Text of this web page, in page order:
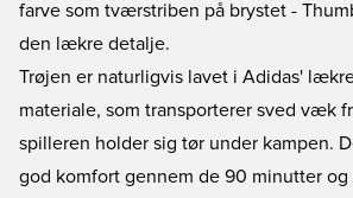
farve som tværstriben på brystet -
den lækre detalje.
Trøjen er naturligvis lavet i Adidas'
materiale, som transporterer sved væk
spilleren holder sig tør under kampen.
god komfort gennem de 90 minutter og